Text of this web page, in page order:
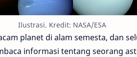
Ilustrasi. Kredit: NASA/ESA
planet di alam semesta, dan
informasi tentang seorang